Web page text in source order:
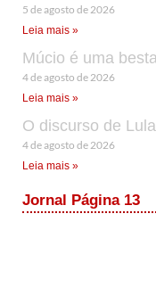
5 de agosto de 2026
Leia mais »
Múcio é uma
4 de agosto de 2026
Leia mais »
O discurso de
4 de agosto de 2026
Leia mais »
Jornal Página 13